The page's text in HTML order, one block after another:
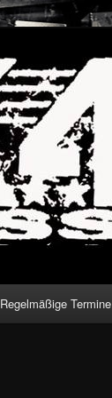
Regelmäßige Termine